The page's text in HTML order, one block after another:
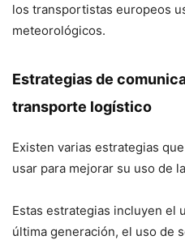
los transportistas europeos
meteorológicos.
Estrategias de
transporte logístico
Existen varias estrategias
usar para mejorar su uso de
Estas estrategias incluyen el
última generación, el uso de